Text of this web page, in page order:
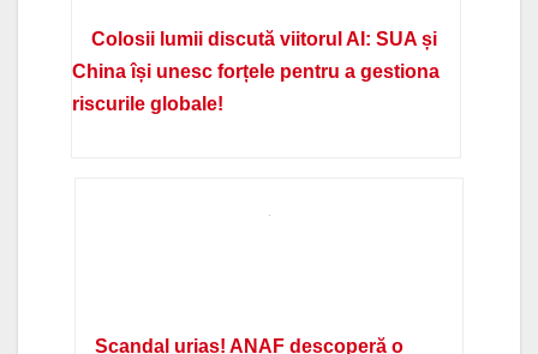
Colosii lumii discută viitorul AI: SUA și
China își unesc forțele pentru a gestiona
riscurile globale!
Scandal uriaș! ANAF descoperă o